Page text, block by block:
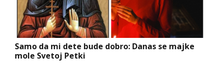
Samo da mi dete bude dobro: Danas se majke
mole Svetoj Petki